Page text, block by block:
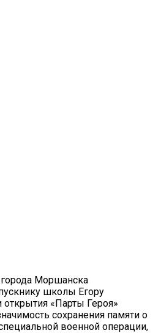
Моршанска
школы Егору
«Парты Героя»
сохранения памяти о
военной операции,